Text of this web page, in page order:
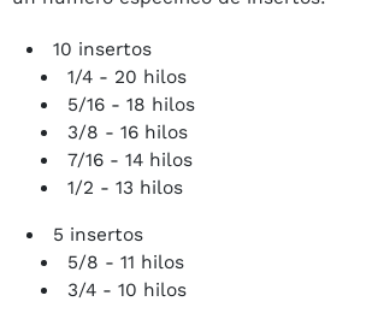
10 insertos
1/4 - 20 hilos
5/16 - 18 hilos
3/8 - 16 hilos
7/16 - 14 hilos
1/2 - 13 hilos
5 insertos
5/8 - 11 hilos
3/4 - 10 hilos